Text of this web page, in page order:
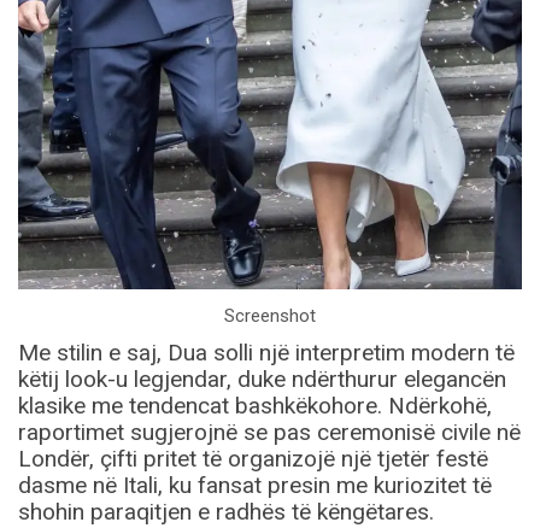
Screenshot
Me stilin e saj, Dua solli një interpretim modern të
këtij look-u legjendar, duke ndërthurur elegancën
klasike me tendencat bashkëkohore. Ndërkohë,
raportimet sugjerojnë se pas ceremonisë civile në
Londër, çifti pritet të organizojë një tjetër festë
dasme në Itali, ku fansat presin me kuriozitet të
shohin paraqitjen e radhës të këngëtares.